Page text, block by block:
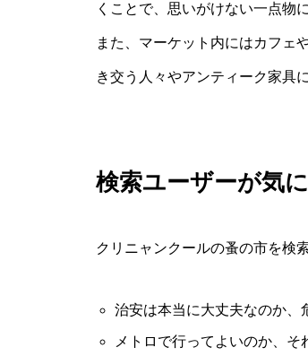
くことで、思いがけない一点物
また、マーケット内にはカフェ
き交う人々やアンティーク家具
検索ユーザーが気
クリニャンクールの蚤の市を検
治安は本当に大丈夫なのか、
メトロで行ってよいのか、